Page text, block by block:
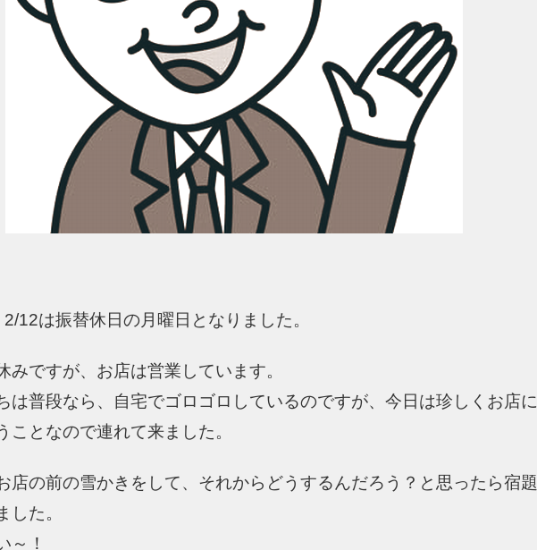
12は振替休日の月曜日となりました。
みですが、お店は営業しています。
は普段なら、自宅でゴロゴロしているのですが、今日は珍しくお店に
ことなので連れて来ました。
店の前の雪かきをして、それからどうするんだろう？と思ったら宿題
した。
～！